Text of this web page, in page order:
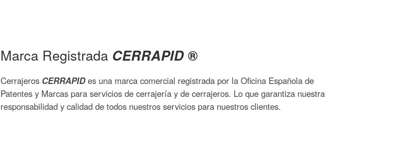
Marca Registrada CERRAPID ®
Cerrajeros CERRAPIDes una marca comercial registrada por la Oficina Española de
Patentes y Marcas para servicios de cerrajería y de cerrajeros. Lo que garantiza nuestra
responsabilidad y calidad de todos nuestros servicios para nuestros clientes.